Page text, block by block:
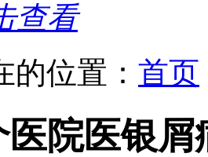
查看
的位置： 首页
医院医银屑